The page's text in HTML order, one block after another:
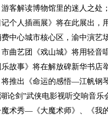
游客解读博物馆里的迷人之
个人插画展》将在此展出，
中心城市核心区，渝中演艺
曲艺团《戏山城》将用轻音
故事》将在解放碑新华书店
推出《命运的感悟—江帆钢
论剑”武侠电影视听交响音
术秀—《大魔术师》、《我